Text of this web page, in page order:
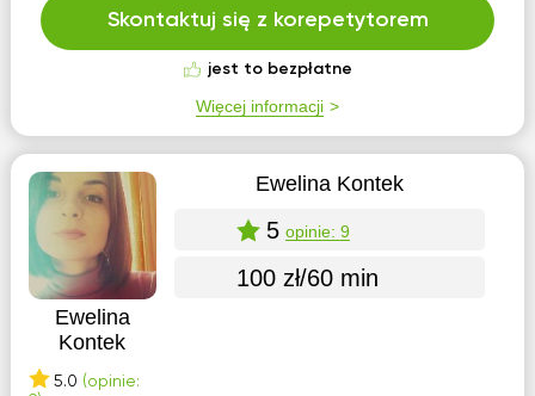
Skontaktuj się z korepetytorem
jest to bezpłatne
Więcej informacji
Ewelina
Kontek
5.0 (opinie:
Ewelina Kontek
5 opinie: 9
100 zł/60 min